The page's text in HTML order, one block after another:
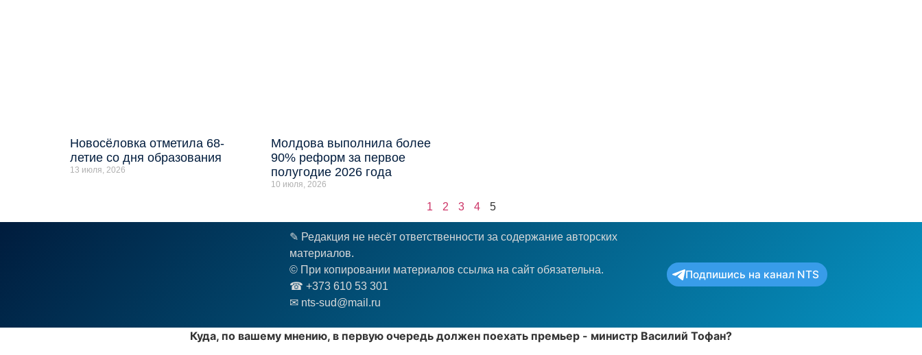
Новосёловка отметила 68-
летие со дня образования
13 июля, 2026
Молдова выполнила более
90% реформ за первое
полугодие 2026 года
10 июля, 2026
1 2 3 4 5
✎ Редакция не несёт ответственности за содержание авторских
материалов.
© При копировании материалов ссылка на сайт обязательна.
☎︎ +373 610 53 301
✉ nts-sud@mail.ru
Подпишись на канал NTS
Куда, по вашему мнению, в первую очередь должен поехать премьер - министр Василий Тофан?